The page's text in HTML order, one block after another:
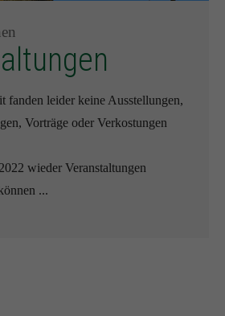
fanden leider keine Ausstellungen,
Vorträge oder Verkostungen
wieder Veranstaltungen
...